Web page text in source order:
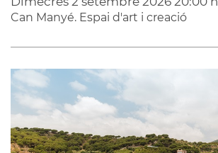
Can Manyé. Espai d'art i creació